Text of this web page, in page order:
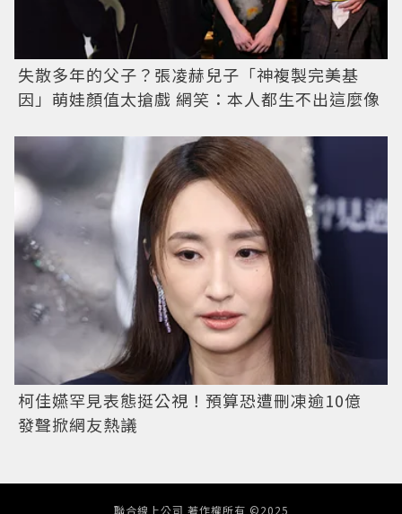
失散多年的父子？張凌赫兒子「神複製完美基
因」萌娃顏值太搶戲 網笑：本人都生不出這麼像
柯佳嬿罕見表態挺公視！預算恐遭刪凍逾10億
發聲掀網友熱議
聯合線上公司 著作權所有 ©2025